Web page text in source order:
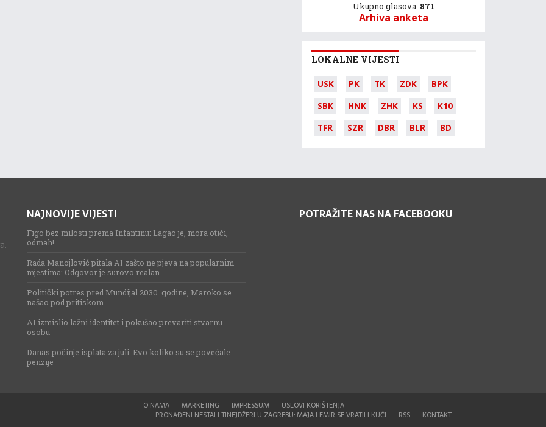
Ukupno glasova: 871
Arhiva anketa
LOKALNE VIJESTI
USK PK TK ZDK
BPK
SBK
HNK ZHK KS
K10
TFR
SZR DBR BLR BD
NAJNOVIJE VIJESTI
Figo bez milosti prema Infantinu: Lagao je, mora otići,
odmah!
Rada Manojlović pitala AI zašto ne pjeva na popularnim
mjestima: Odgovor je surovo realan
Politički potres pred Mundijal 2030. godine, Maroko se
našao pod pritiskom
AI izmislio lažni identitet i pokušao prevariti stvarnu
osobu
Danas počinje isplata za juli: Evo koliko su se povećale
penzije
POTRAŽITE NAS NA FACEBOOKU
O NAMA MARKETING IMPRESSUM
USLOVI KORIŠTENJA
PRONAĐENI NESTALI TINEJDŽERI U ZAGREBU: MAJA I EMIR SE VRATILI KUĆI
RSS KONTAKT